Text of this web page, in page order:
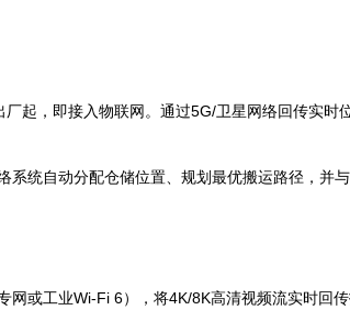
起，即接入物联网。通过5G/卫星网络回传实时
系统自动分配仓储位置、规划最优搬运路径，并
网或工业Wi-Fi 6），将4K/8K高清视频流实时回